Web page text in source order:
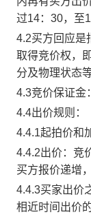
过14：30，至
4.2买方回应是
取得竞价权，
分及物理状态
4.3竞价保证金
4.4出价规则：
4.4.1起拍价和
4.4.2出价：竞
买方报价递增
4.4.3买家出价
相近时间出价